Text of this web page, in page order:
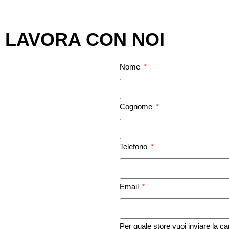
LAVORA CON NOI
Nome
Cognome
Telefono
Email
Per quale store vuoi inviare la